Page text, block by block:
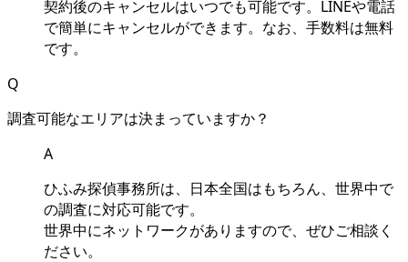
契約後のキャンセルはいつでも可能です。LINEや電話
で簡単にキャンセルができます。なお、手数料は無料
です。
Q
調査可能なエリアは決まっていますか？
A
ひふみ探偵事務所は、日本全国はもちろん、世界中で
の調査に対応可能です。
世界中にネットワークがありますので、ぜひご相談く
ださい。